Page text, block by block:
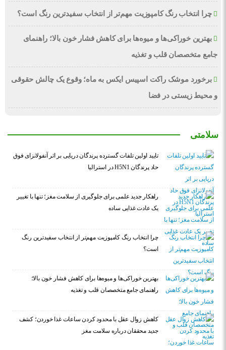
چرا انتخاب رنگ کامپوزیت مهم‌تر از انتخاب سفیدترین رنگ است؟
بهترین خوراکی‌ها و میوه‌ها برای کاهش فشار خون بالا؛ راهنمای
جامع متخصصان قلب و تغذیه
برخورد موشک راکت اسپیس ایکس به ماه؛ وقوع یک چالش حقوقی
و محیط زیستی در فضا
سلامتی
تایید اولین تلفات گسترده پرندگان دریایی بر اثر آنفولانزای فوق
حاد پرندگان H5N1 در استرالیا
راهکار جدید علمی برای جلوگیری از سلامت مغز؛ تنها با تغییر
یک عادت غذایی ساده
چرا انتخاب رنگ کامپوزیت مهم‌تر از انتخاب سفیدترین رنگ
است؟
بهترین خوراکی‌ها و میوه‌ها برای کاهش فشار خون بالا؛
راهنمای جامع متخصصان قلب و تغذیه
کاهش زوال عقل با محدود کردن ساعات غذا خوردن؛ کشف
جدید محققان درباره سلامت مغز